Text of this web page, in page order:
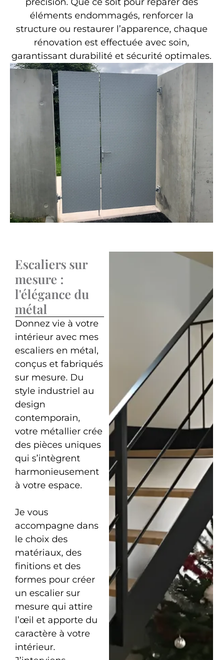
éléments endommagés, renforcer la
structure ou restaurer l’apparence, chaque
rénovation est effectuée avec soin,
garantissant durabilité et sécurité optimales.
Escaliers sur
mesure :
l'élégance du
métal
Donnez vie à votre
intérieur avec mes
escaliers en métal,
conçus et fabriqués
sur mesure. Du
style industriel au
design
contemporain,
votre métallier crée
des pièces uniques
qui s’intègrent
harmonieusement
à votre espace.
Je vous
accompagne dans
le choix des
matériaux, des
finitions et des
formes pour créer
un escalier sur
mesure qui attire
l’œil et apporte du
caractère à votre
intérieur.